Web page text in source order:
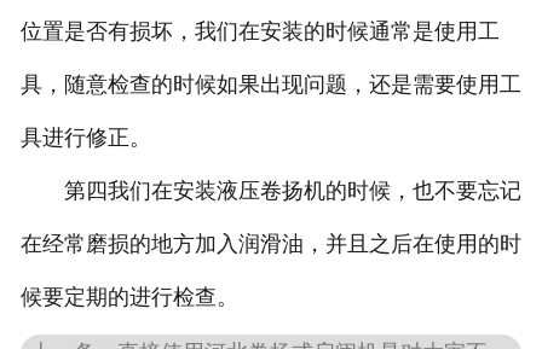
位置是否有损坏，我们在安装的时候通常是使用工
具，随意检查的时候如果出现问题，还是需要使用工
具进行修正。
第四我们在安装液压卷扬机的时候，也不要忘记
在经常磨损的地方加入润滑油，并且之后在使用的时
候要定期的进行检查。